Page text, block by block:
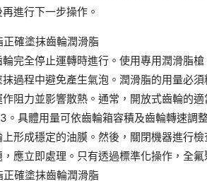
進行下一步操作。
完全停止運轉時進行。使用專用潤滑脂
過程中避免產生氣泡。潤滑脂的用量必
阻力並影響散熱。通常，開放式齒輪的
。具體用量可依齒輪箱容積及齒輪轉速調
形成穩定的油膜。然後，關閉機器進行
應立即處理。只有透過標準化操作，全